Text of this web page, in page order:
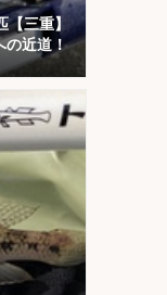
三重】
の近道！